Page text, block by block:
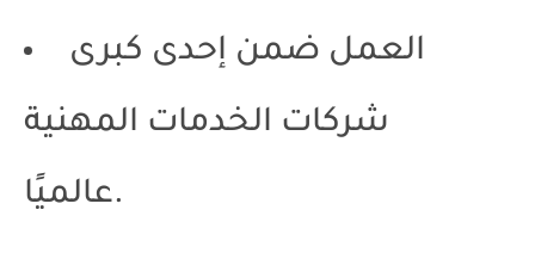
العمل ضمن إحدى كبرى
شركات الخدمات المهنية
عالميًا.